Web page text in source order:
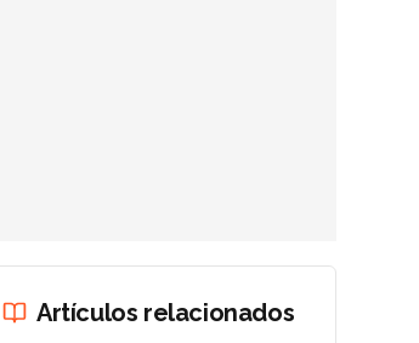
Artículos relacionados